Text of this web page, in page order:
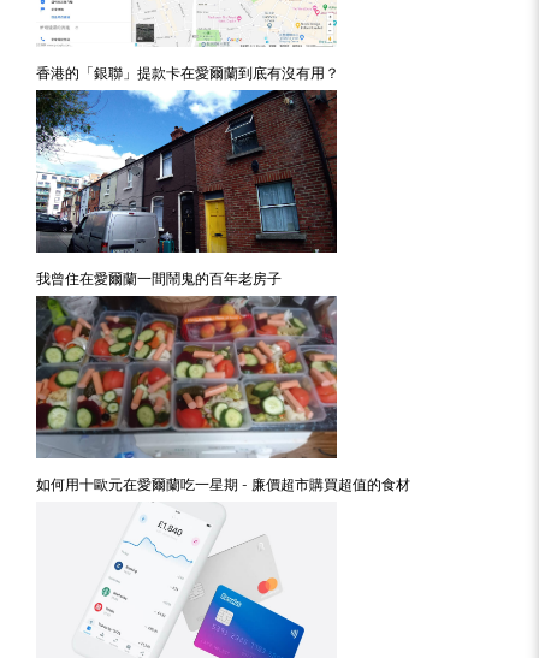
香港的「銀聯」提款卡在愛爾蘭到底有沒有用？
我曾住在愛爾蘭一間鬧鬼的百年老房子
如何用十歐元在愛爾蘭吃一星期 - 廉價超市購買超值的食材